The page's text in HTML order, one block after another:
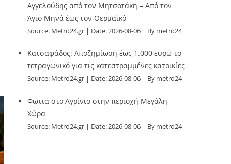
Αγγελούδης από τον Μητσοτάκη – Από τον
Άγιο Μηνά έως τον Θερμαϊκό
Source: Metro24.gr Date: 2026-08-06 By metro24
Κατσαφάδος: Αποζημίωση έως 1.000 ευρώ το
τετραγωνικό για τις κατεστραμμένες κατοικίες
Source: Metro24.gr Date: 2026-08-06 By metro24
Φωτιά στο Αγρίνιο στην περιοχή Μεγάλη
Χώρα
Source: Metro24.gr Date: 2026-08-06 By metro24